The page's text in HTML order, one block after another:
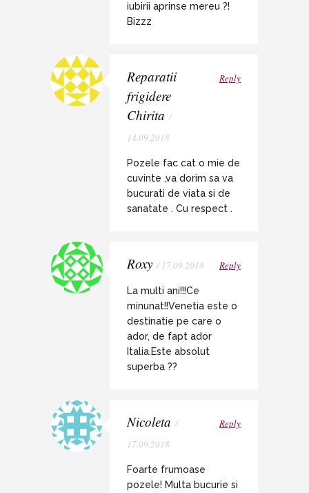
iubirii aprinse mereu ?!
Bizzz
Reparatii
frigidere
Chirita /
14.09.2018
Reply
Pozele fac cat o mie de
cuvinte ,va dorim sa va
bucurati de viata si de
sanatate . Cu respect .
Roxy / 17.09.2018 Reply
La multi ani!!!Ce
minunat!!Venetia este o
destinatie pe care o
ador, de fapt ador
Italia.Este absolut
superba ??
Nicoleta /
17.09.2018
Reply
Foarte frumoase
pozele! Multa bucurie si